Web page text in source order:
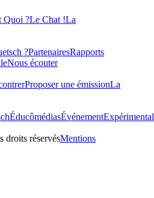
Quoi ?Le Chat !La
?PartenairesRapports
Nous écouter
Proposer une émissionLa
ÉducômédiasÉvénementExpérimental
droits réservésMentions